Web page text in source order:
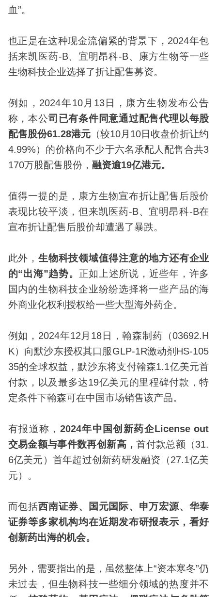
血”。
也正是在这种现金流偏紧的背景下，2024年包
括来凯医药-B、宜明昂科-B、康方生物等一些
生物科技企业选择了折让配售募资。
例如，2024年10月13日，康方生物发布公告
称，本公司已有条件同意通过配售代理以每股
配售股份61.28港元（较10月10日收盘价折让约
4.99%）的价格向不少于六名承配人配售合共3
170万股配售股份， 融资逾19亿港元。
值得一提的是，康方生物宣布折让配售后股价
表现比较平淡，但来凯医药-B、宜明昂科-B在
宣布折让配售后股价却遭遇了暴跌。
此外，生物科技领域值得注意的地方还有企业
的“出海”趋势。 正如上述所说，近些年，许多
国内的生物科技企业纷纷选择将一些产品的海
外商业化权利授权给一些大型海外药企。
例如，2024年12月18日，翰森制药（03692.H
K）向默沙东授权其口服GLP-1R激动剂HS-105
35的全球权益，默沙东将支付翰森1.1亿美元首
付款，以及最多达19亿美元的里程碑付款，特
定条件下翰森可在中国市场销售该产品。
有报道称， 2024年中国创新药企License out
交易金额与事件数再创新高，首付款总额（31.
6亿美元）首年超过创新药研发融资（27.1亿美
元）。
而包括西南证券、国元国际、申万宏源、华泰
证券等多家机构均在近期发布研报表示，看好
创新药出海的机会。
另外，需要指出的是，虽然整体上“资本寒冬”仍
未过去，但生物科技一些细分领域的热度并不